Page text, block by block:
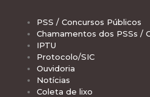
PSS / Concursos Públicos
Chamamentos dos PSSs /
IPTU
Protocolo/SIC
Ouvidoria
Notícias
Coleta de lixo